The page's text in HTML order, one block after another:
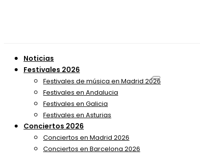
Noticias
Festivales 2026
Festivales de música en Madrid 2026
Festivales en Andalucia
Festivales en Galicia
Festivales en Asturias
Conciertos 2026
Conciertos en Madrid 2026
Conciertos en Barcelona 2026